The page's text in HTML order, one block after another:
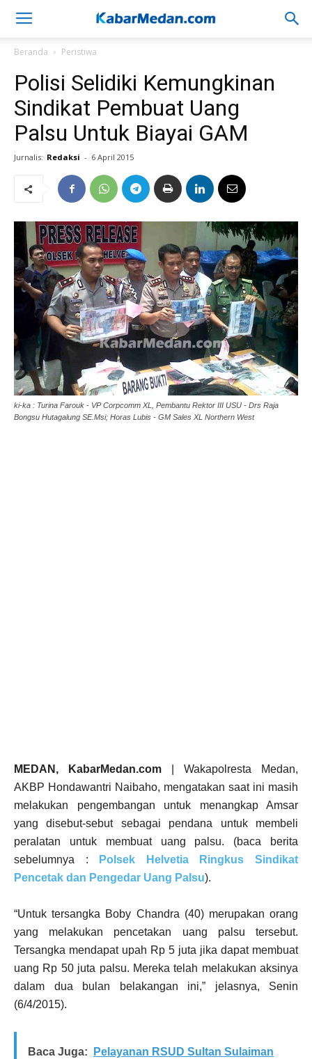
Beranda Peristiwa
Polisi Selidiki Kemungkinan
Sindikat Pembuat Uang
Palsu Untuk Biayai GAM
Jurnalis: Redaksi - 6 April 2015
ki-ka : Turina Farouk - VP Corpcomm XL, Pembantu Rektor III USU - Drs Raja
Bongsu Hutagalung SE.Msi; Horas Lubis - GM Sales XL Northern West
MEDAN, KabarMedan.com | Wakapolresta Medan,
AKBP Hondawantri Naibaho, mengatakan saat ini masih
melakukan pengembangan untuk menangkap Amsar
yang disebut-sebut sebagai pendana untuk membeli
peralatan untuk membuat uang palsu. (baca berita
sebelumnya :
Polsek Helvetia Ringkus Sindikat
Pencetak dan Pengedar Uang Palsu).
“Untuk tersangka Boby Chandra (40) merupakan orang
yang melakukan pencetakan uang palsu tersebut.
Tersangka mendapat upah Rp 5 juta jika dapat membuat
uang Rp 50 juta palsu. Mereka telah melakukan aksinya
dalam dua bulan belakangan ini,” jelasnya, Senin
(6/4/2015).
Baca Juga:
Pelayanan RSUD Sultan Sulaiman